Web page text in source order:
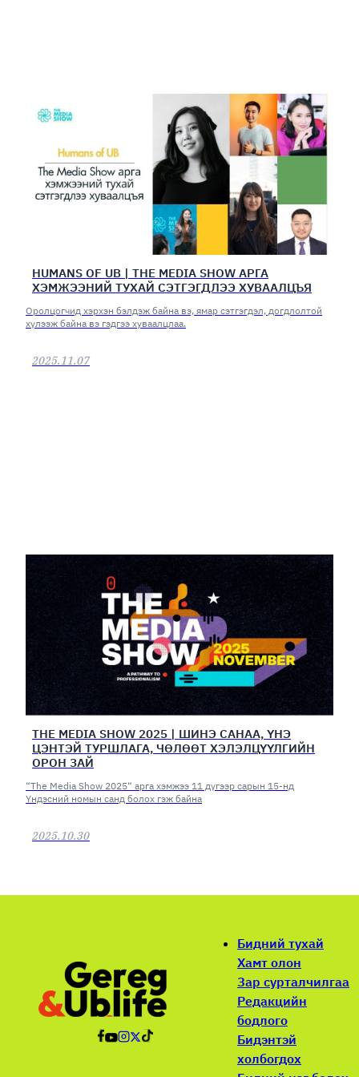
HUMANS OF UB | THE MEDIA SHOW АРГА
ХЭМЖЭЭНИЙ ТУХАЙ СЭТГЭГДЛЭЭ ХУВААЛЦЪЯ
Оролцогчид хэрхэн бэлдэж байна вэ, ямар сэтгэгдэл, догдлолтой
хүлээж байна вэ гэдгээ хуваалцлаа.
2025.11.07
THE MEDIA SHOW 2025 | ШИНЭ САНАА, ҮНЭ
ЦЭНТЭЙ ТУРШЛАГА, ЧӨЛӨӨТ ХЭЛЭЛЦҮҮЛГИЙН
ОРОН ЗАЙ
“The Media Show 2025“ арга хэмжээ 11 дүгээр сарын 15-нд
Үндэсний номын санд болох гэж байна
2025.10.30
Бидний тухай
Хамт олон
Зар сурталчилгаа
Редакцийн
бодлого
Бидэнтэй
холбогдох